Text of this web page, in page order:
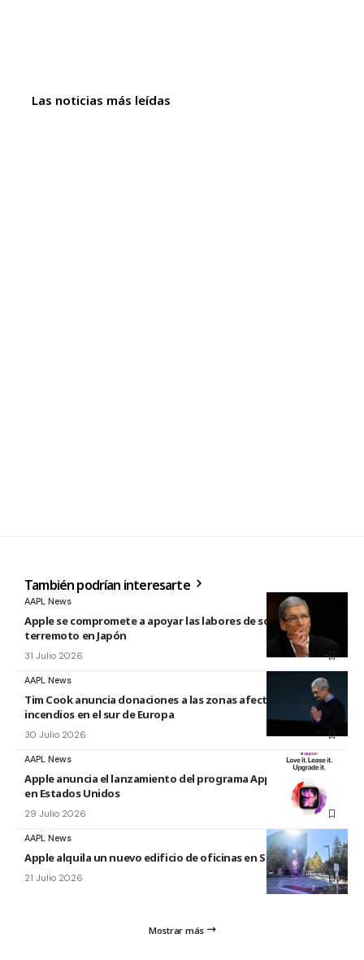
Las noticias más leídas
También podrían interesarte
AAPL News
Apple se compromete a apoyar las labores de socorro tras el
terremoto en Japón
31 Julio 2026
AAPL News
Tim Cook anuncia donaciones a las zonas afectadas por los
incendios en el sur de Europa
30 Julio 2026
AAPL News
Apple anuncia el lanzamiento del programa Apple Upgrade
en Estados Unidos
29 Julio 2026
AAPL News
Apple alquila un nuevo edificio de oficinas en Sunnyvale
21 Julio 2026
Mostrar más